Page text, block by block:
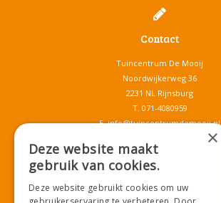
Contact
Tuincentrum De Mooij
Noordwijkerweg 36
2231 NL Rijnsburg
T. 071-4080959
E.info@tuincentrumdemooij.nl
Download onze App!
×
Deze website maakt
gebruik van cookies.
Deze website gebruikt cookies om uw